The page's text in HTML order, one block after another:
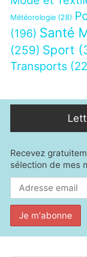
Météorologie (28)
(196) Santé
(259) Sport
Transports
Recevez
sélection de mes